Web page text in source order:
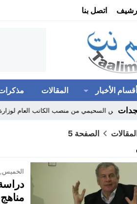
اتصل بنا
أقسام الأخبار المقالات
من منصب الكاتب العام لوزارة التربية
الصفحة 5
الخميس, 21 ديسمبر 2017